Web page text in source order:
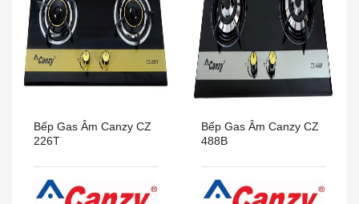
Bếp Gas Âm Canzy CZ
226T
Bếp Gas Âm Canzy CZ
488B